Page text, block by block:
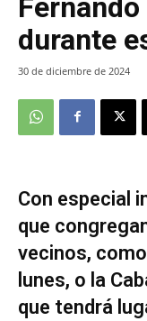
durante
30 de diciembre de 2024
Con especial
que
vecinos,
lunes, o la
que tendrá